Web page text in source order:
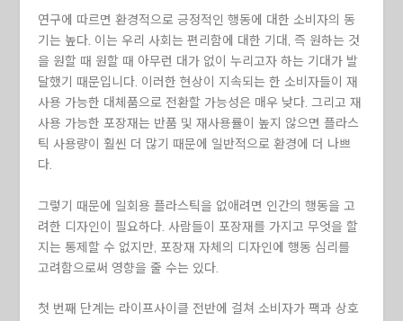
연구에 따르면 환경적으로 긍정적인 행동에 대한 소비자의 동
기는 높다. 이는 우리 사회는 편리함에 대한 기대, 즉 원하는 것
을 원할 때 원할 때 아무런 대가 없이 누리고자 하는 기대가 발
달했기 때문입니다. 이러한 현상이 지속되는 한 소비자들이 재
사용 가능한 대체품으로 전환할 가능성은 매우 낮다. 그리고 재
사용 가능한 포장재는 반품 및 재사용률이 높지 않으면 플라스
틱 사용량이 훨씬 더 많기 때문에 일반적으로 환경에 더 나쁘
다.
그렇기 때문에 일회용 플라스틱을 없애려면 인간의 행동을 고
려한 디자인이 필요하다. 사람들이 포장재를 가지고 무엇을 할
지는 통제할 수 없지만, 포장재 자체의 디자인에 행동 심리를
고려함으로써 영향을 줄 수는 있다.
첫 번째 단계는 라이프사이클 전반에 걸쳐 소비자가 팩과 상호